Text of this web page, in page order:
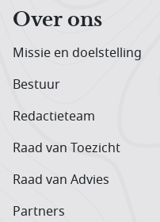
Over ons
Missie en doelstelling
Bestuur
Redactieteam
Raad van Toezicht
Raad van Advies
Partners